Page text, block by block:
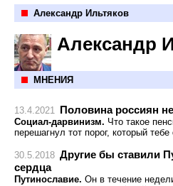
Александр Ильтяков
Александр
МНЕНИЯ
13.4.2021 Половина россиян
Социал-дарвинизм. Что такое
перешагнул тот порог, который
30.5.2018 Другие бы ставили
сердца
Путинославие. Он в течение